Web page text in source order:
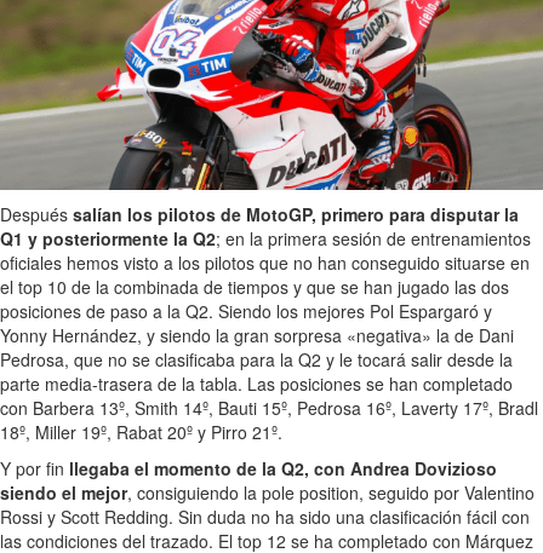
Después salían los pilotos de MotoGP, primero para disputar la
Q1 y posteriormente la Q2; en la primera sesión de entrenamientos
oficiales hemos visto a los pilotos que no han conseguido situarse en
el top 10 de la combinada de tiempos y que se han jugado las dos
posiciones de paso a la Q2. Siendo los mejores Pol Espargaró y
Yonny Hernández, y siendo la gran sorpresa «negativa» la de Dani
Pedrosa, que no se clasificaba para la Q2 y le tocará salir desde la
parte media-trasera de la tabla. Las posiciones se han completado
con Barbera 13º, Smith 14º, Bauti 15º, Pedrosa 16º, Laverty 17º, Bradl
18º, Miller 19º, Rabat 20º y Pirro 21º.
Y por fin llegaba el momento de la Q2, con Andrea Dovizioso
siendo el mejor, consiguiendo la pole position, seguido por Valentino
Rossi y Scott Redding. Sin duda no ha sido una clasificación fácil con
las condiciones del trazado. El top 12 se ha completado con Márquez